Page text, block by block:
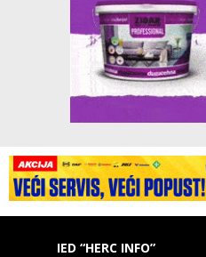
IED “HERC INFO”